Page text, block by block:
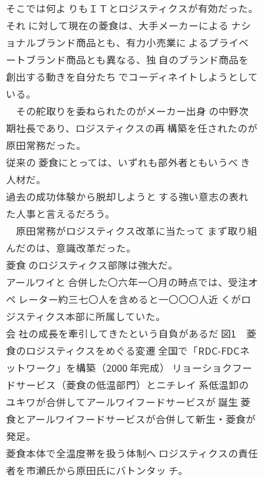
そこでは何よ りもＩＴとロジスティクスが有効だった。
それ に対して現在の菱食は、大手メーカーによる ナシ
ョナルブランド商品とも、有力小売業に よるプライベ
ートブランド商品とも異なる、独 自のブランド商品を
創出する動きを自分たち でコーディネイトしようとして
いる。
その舵取りを委ねられたのがメーカー出身 の中野次
期社長であり、ロジスティクスの再 構築を任されたのが
原田常務だった。
従来の 菱食にとっては、いずれも部外者ともいうべ き
人材だ。
過去の成功体験から脱却しようと する強い意志の表れ
た人事と言えるだろう。
原田常務がロジスティクス改革に当たって まず取り組
んだのは、意識改革だった。
菱食 のロジスティクス部隊は強大だ。
アールワイと 合併した〇六年一〇月の時点では、受注オ
ペ レーター約三七〇人を含めると一〇〇〇人近 くがロ
ジスティクス本部に所属していた。
会 社の成長を牽引してきたという自負があるだ 図1 菱
食のロジスティクスをめぐる変遷 全国で「RDC-FDCネ
ットワーク」を構築（2000 年完成） リョーショクフー
ドサービス（菱食の低温部門）とニチレイ 系低温卸の
ユキワが合併してアールワイフードサービスが 誕生 菱
食とアールワイフードサービスが合併して新生・菱食が
発足。
菱食本体で全温度帯を扱う体制へ ロジスティクスの責任
者を市瀬氏から原田氏にバトンタッ チ。